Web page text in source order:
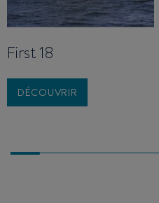
First 18
DÉCOUVRIR